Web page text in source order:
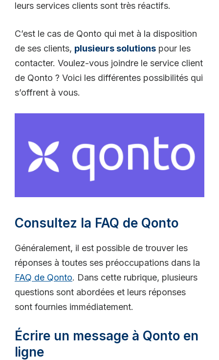
leurs services clients sont très réactifs.
C’est le cas de Qonto qui met à la disposition
de ses clients, plusieurs solutions pour les
contacter. Voulez-vous joindre le service client
de Qonto ? Voici les différentes possibilités qui
s’offrent à vous.
Consultez la FAQ de Qonto
Généralement, il est possible de trouver les
réponses à toutes ses préoccupations dans la
FAQ de Qonto. Dans cette rubrique, plusieurs
questions sont abordées et leurs réponses
sont fournies immédiatement.
Écrire un message à Qonto en
ligne